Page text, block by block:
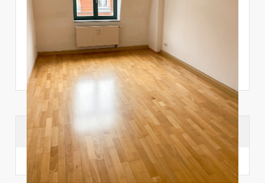
Suchhistorie
noch nichts angesehen